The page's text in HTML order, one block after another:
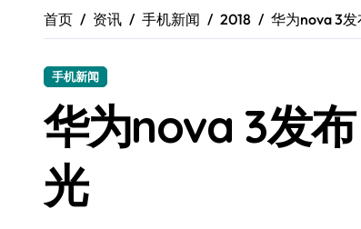
OPPO Find X9抢先揭秘！超强功
三星Galaxy Z Fold7体验：折叠新
首页 资讯 手机新闻 2018 华为nova 3
手机新闻
华为nova 3发
光